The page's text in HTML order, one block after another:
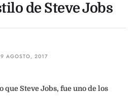
de Steve Jobs
AGOSTO, 2017
que Steve Jobs, fue uno de los